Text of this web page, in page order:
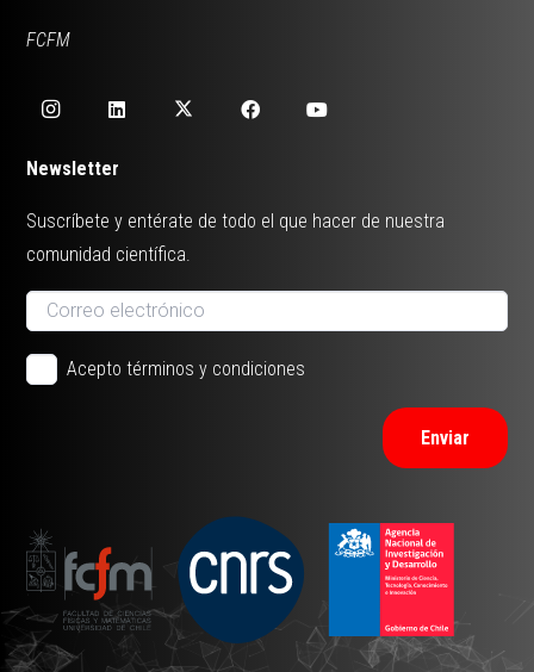
FCFM
Newsletter
Suscríbete y entérate de todo el que hacer de nuestra
comunidad científica.
Acepto términos y condiciones
Enviar